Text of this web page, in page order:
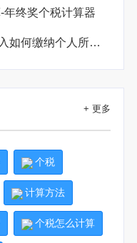
年终奖个税计算器
退休人员再任职取得的收入如何缴纳个人所得税
+ 更多
个税
计算方法
个税怎么计算